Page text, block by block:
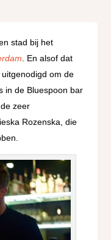
stad bij het
. En alsof dat
om de
in de Bluespoon bar
zeer
Rozenska, die